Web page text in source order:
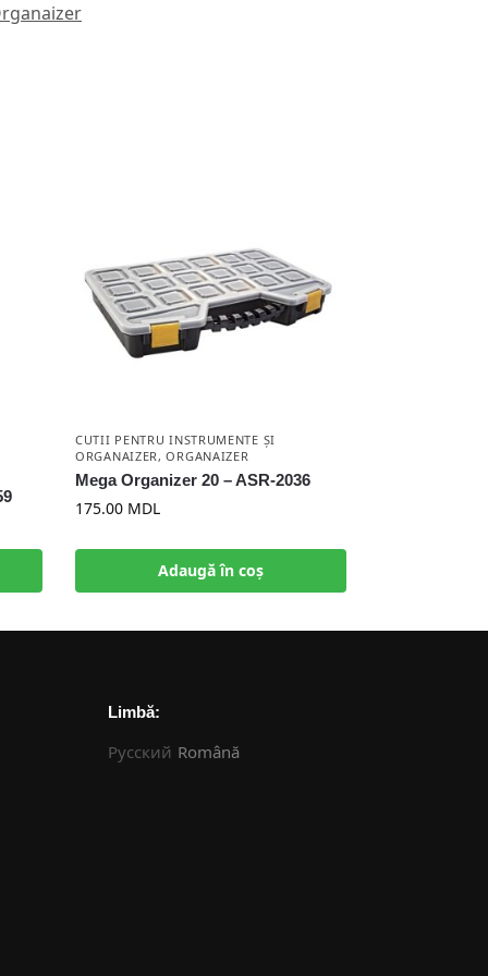
CUTII PENTRU INSTRUMENTE ȘI
ORGANAIZER,ORGANAIZER
Mega Organizer 20 – ASR-2036
175.00 MDL
Adaugă în coș
Limbă:
Русский Română